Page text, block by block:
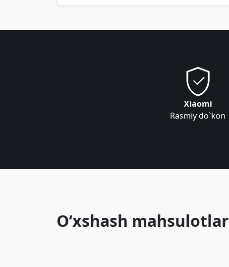
Xiaomi
Rasmiy do`kon
O‘xshash mahsulotlar